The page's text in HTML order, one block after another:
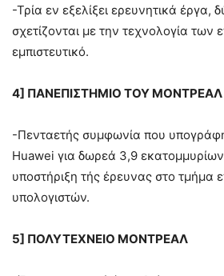
-Τρία εν εξελίξει ερευνητικά έργα,
σχετίζονται με την τεχνολογία των
εμπιστευτικό.
4] ΠΑΝΕΠΙΣΤΗΜΙΟ ΤΟΥ ΜΟΝΤΡΕΑΛ
-Πενταετής συμφωνία που
Huawei για δωρεά 3,9
υποστήριξη τής έρευνας στο τμήμα
υπολογιστών.
5] ΠΟΛΥΤΕΧΝΕΙΟ ΜΟΝΤΡΕΑΛ